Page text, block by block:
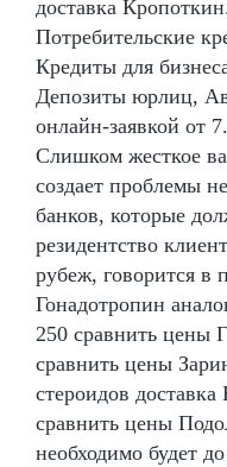
доставка
Потребительские
Кредиты для
Депозиты юрлиц,
онлайн-заявкой от 7.
Слишком жесткое
создает проблемы
банков, которые
резидентство
рубеж, говорится в
Гонадотропин
250 сравнить цены
сравнить цены
стероидов
сравнить цены
необходимо будет